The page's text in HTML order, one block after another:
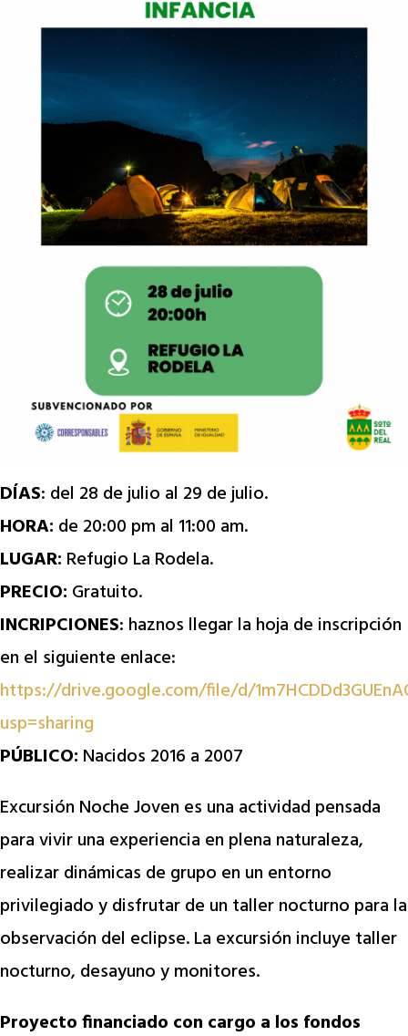
DÍAS: del 28 de julio al 29 de julio.
HORA: de 20:00 pm al 11:00 am.
LUGAR: Refugio La Rodela.
PRECIO: Gratuito.
INCRIPCIONES: haznos llegar la hoja de inscripción
en el siguiente enlace:
https://drive.google.com/file/d/
usp=sharing
PÚBLICO: Nacidos 2016 a 2007
Excursión Noche Joven es una actividad pensada
para vivir una experiencia en plena naturaleza,
realizar dinámicas de grupo en un entorno
privilegiado y disfrutar de un taller nocturno para la
observación del eclipse. La excursión incluye taller
nocturno, desayuno y monitores.
Proyecto financiado con cargo a los fondos